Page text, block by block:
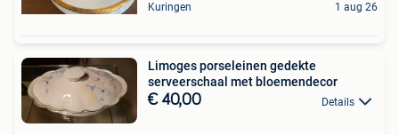
Kuringen 1 aug 26
Limoges porseleinen gedekte
serveerschaal met bloemendecor
€ 40,00 Details